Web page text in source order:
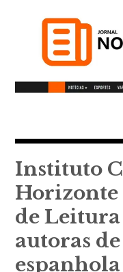
Instituto
Horizonte
de
autoras
espanhola